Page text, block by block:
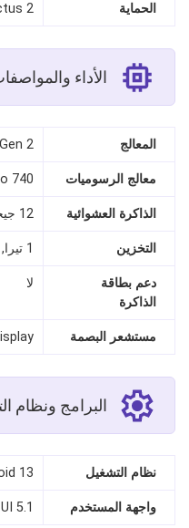
الحماية 2
الأداء
المعالج 2
معالج الرسوميات 740
الذاكرة العشوائية 12 جيجا, 8 جيجا
التخزين 1 تيرا, 256 جيجا, 512 جيجا
دعم بطاقة
الذاكرة
لا
مستشعر البصمة
البرامج ونظام
نظام التشغيل 13
واجهة المستخدم 5.1